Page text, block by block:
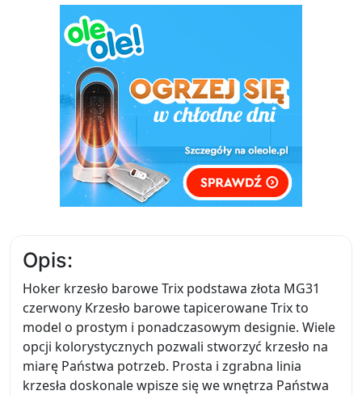
Opis:
Hoker krzesło barowe Trix podstawa złota MG31
czerwony Krzesło barowe tapicerowane Trix to
model o prostym i ponadczasowym designie. Wiele
opcji kolorystycznych pozwali stworzyć krzesło na
miarę Państwa potrzeb. Prosta i zgrabna linia
krzesła doskonale wpisze się we wnętrza Państwa